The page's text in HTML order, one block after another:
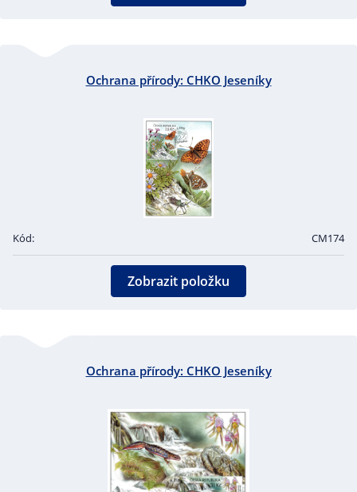
Ochrana přírody: CHKO Jeseníky
Kód: CM174
Zobrazit položku
Ochrana přírody: CHKO Jeseníky